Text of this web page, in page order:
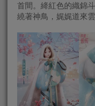
首間。絳紅色的織錦
繞著神鳥，娓娓道來